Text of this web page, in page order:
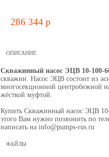
286 344 p
ОПИСАНИЕ
Скважинный насос ЭЦВ 10-100-
скважин. Насос ЭЦВ состоит из
многосекционной центробежной
жёсткой муфтой.
Купить Скважинный насос ЭЦВ
этого Вам нужно позвонить по
написать на info@pumps-rus.ru
ФАЙЛЫ